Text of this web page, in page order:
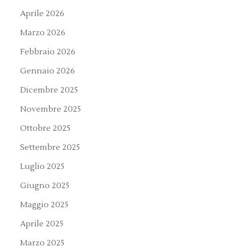
Aprile 2026
Marzo 2026
Febbraio 2026
Gennaio 2026
Dicembre 2025
Novembre 2025
Ottobre 2025
Settembre 2025
Luglio 2025
Giugno 2025
Maggio 2025
Aprile 2025
Marzo 2025